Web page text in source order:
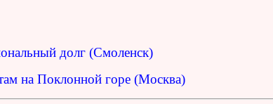
долг (Смоленск)
на Поклонной горе (Москва)